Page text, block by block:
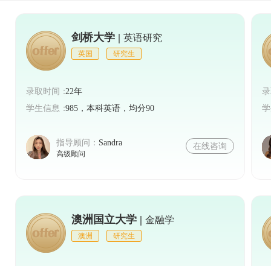
剑桥大学 | 英语研究
英国 研究生
录取时间：22年
学生信息：985，本科英语，均分90
指导顾问： Sandra
高级顾问
在线咨询
澳洲国立大学 | 金融学
澳洲 研究生